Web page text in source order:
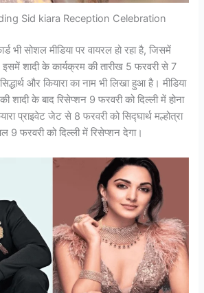
Sid kiara Reception Celebration
भी सोशल मीडिया पर वायरल हो रहा है, जिसमें
इसमें शादी के कार्यक्रम की तारीख 5 फरवरी से 7
और कियारा का नाम भी लिखा हुआ है। मीडिया
शादी के बाद रिसेप्शन 9 फरवरी को दिल्ली में होना
प्राइवेट जेट से 8 फरवरी को सिद्घार्थ मल्होत्रा
9 फरवरी को दिल्ली में रिसेप्शन देगा।